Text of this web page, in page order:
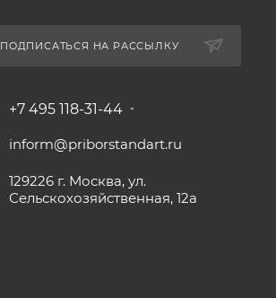
ПОДПИСАТЬСЯ НА РАССЫЛКУ
+7 495 118-31-44
inform@priborstandart.ru
129226 г. Москва, ул.
Сельскохозяйственная, 12а